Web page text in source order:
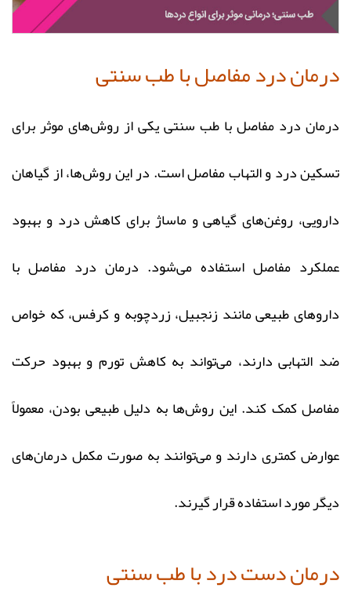
درمان درد مفاصل با طب سنتی
درمان درد مفاصل با طب سنتی یکی از روش‌های موثر برای
تسکین درد و التهاب مفاصل است. در این روش‌ها، از گیاهان
دارویی، روغن‌های گیاهی و ماساژ برای کاهش درد و بهبود
عملکرد مفاصل استفاده می‌شود. درمان درد مفاصل با
داروهای طبیعی مانند زنجبیل، زردچوبه و کرفس، که خواص
ضد التهابی دارند، می‌تواند به کاهش تورم و بهبود حرکت
مفاصل کمک کند. این روش‌ها به دلیل طبیعی بودن، معمولاً
عوارض کمتری دارند و می‌توانند به صورت مکمل درمان‌های
دیگر مورد استفاده قرار گیرند.
درمان دست درد با طب سنتی